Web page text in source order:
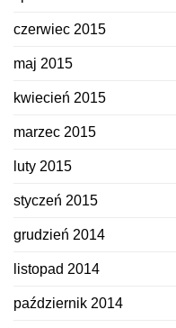
czerwiec 2015
maj 2015
kwiecień 2015
marzec 2015
luty 2015
styczeń 2015
grudzień 2014
listopad 2014
październik 2014